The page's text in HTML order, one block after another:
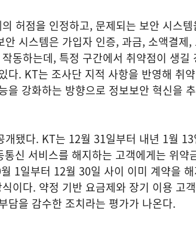
허점을 인정하고, 문제되는 보안 시스
시스템은 가입자 인증, 과금, 소액결제,
동하는데, 특정 구간에서 취약점이 생길
다. KT는 조사단 지적 사항을 반영해 취
을 강화하는 방향으로 정보보안 혁신을
됐다. KT는 12월 31일부터 내년 1월
신 서비스를 해지하는 고객에게는 위약
1일부터 12월 30일 사이 이미 계약을
이다. 약정 기반 요금제와 장기 이용 고
담을 감수한 조치라는 평가가 나온다.